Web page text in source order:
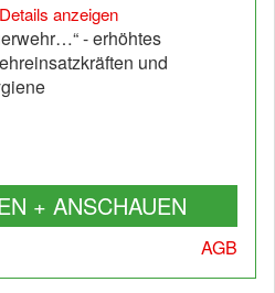
anzeigen
- erhöhtes
und
+ ANSCHAUEN
AGB